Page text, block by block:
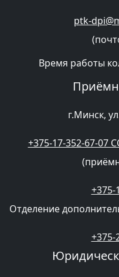
ptk-
Время работы
г.Минск,
+375-17-352-67-07
+375-
Отделение
+375-